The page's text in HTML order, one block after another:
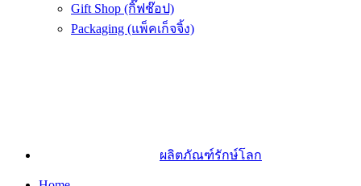
Gift Shop (กิ๊ฟช๊อป)
Packaging (แพ็คเก็จจิ้ง)
ผลิตภัณฑ์รักษ์โลก